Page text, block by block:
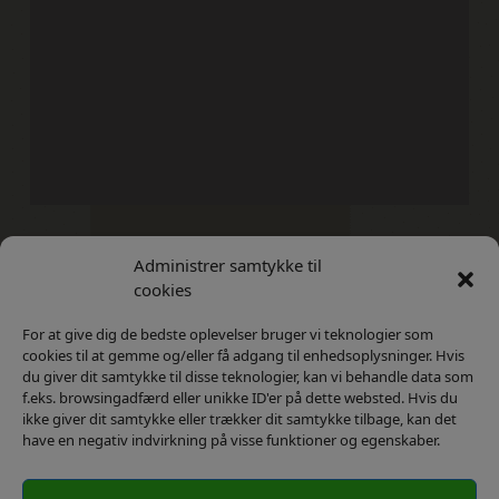
Administrer samtykke til
cookies
For at give dig de bedste oplevelser bruger vi teknologier som
cookies til at gemme og/eller få adgang til enhedsoplysninger. Hvis
du giver dit samtykke til disse teknologier, kan vi behandle data som
f.eks. browsingadfærd eller unikke ID'er på dette websted. Hvis du
ikke giver dit samtykke eller trækker dit samtykke tilbage, kan det
have en negativ indvirkning på visse funktioner og egenskaber.
Kontakt